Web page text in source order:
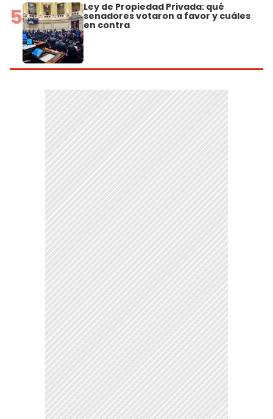
5 Ley de Propiedad Privada: qué
senadores votaron a favor y cuáles
en contra